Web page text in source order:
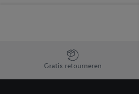
Jouw voordelen bij ons als Lidl
Gratis retourneren